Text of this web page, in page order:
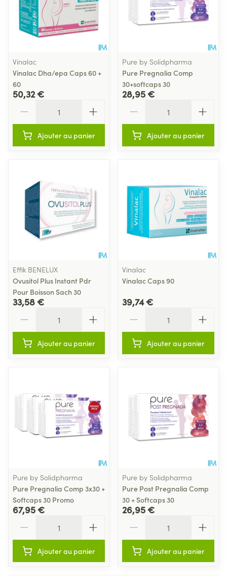
Vinalac
Vinalac Dha/epa Caps 60 +
60
50,32 €
Ajouter au panier
Pure by Solidpharma
Pure Pregnalia Comp
30+softcaps 30
28,95 €
Ajouter au panier
Effik BENELUX
Ovusitol Plus Instant Pdr
Pour Boisson Sach 30
33,58 €
Ajouter au panier
Vinalac
Vinalac Caps 90
39,74 €
Ajouter au panier
Pure by Solidpharma
Pure Pregnalia Comp 3x30 +
Softcaps 30 Promo
67,95 €
Ajouter au panier
Pure by Solidpharma
Pure Post Pregnalia Comp
30 + Softcaps 30
26,95 €
Ajouter au panier